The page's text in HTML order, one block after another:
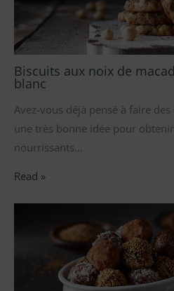
Biscuits aux noix de
blanc
Avez-vous déjà pensé à faire des
une très bonne idée pour
nourrissants…
Read »